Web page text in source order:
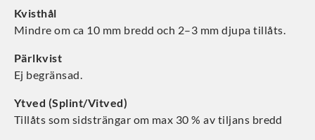
Kvisthål
Mindre om ca 10 mm bredd och 2–3 mm djupa tillåts.
Pärlkvist
Ej begränsad.
Ytved (Splint/Vitved)
Tillåts som sidsträngar om max 30 % av tiljans bredd